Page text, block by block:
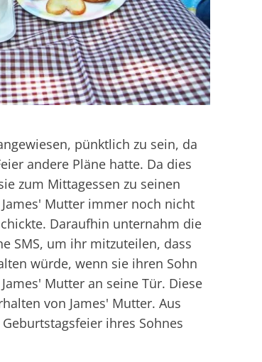
pünktlich zu sein, da
andere Pläne hatte. Da dies
zum Mittagessen zu seinen
Mutter immer noch nicht
Daraufhin unternahm die
SMS, um ihr mitzuteilen, dass
würde, wenn sie ihren Sohn
Mutter an seine Tür. Diese
von James' Mutter. Aus
ihres Sohnes